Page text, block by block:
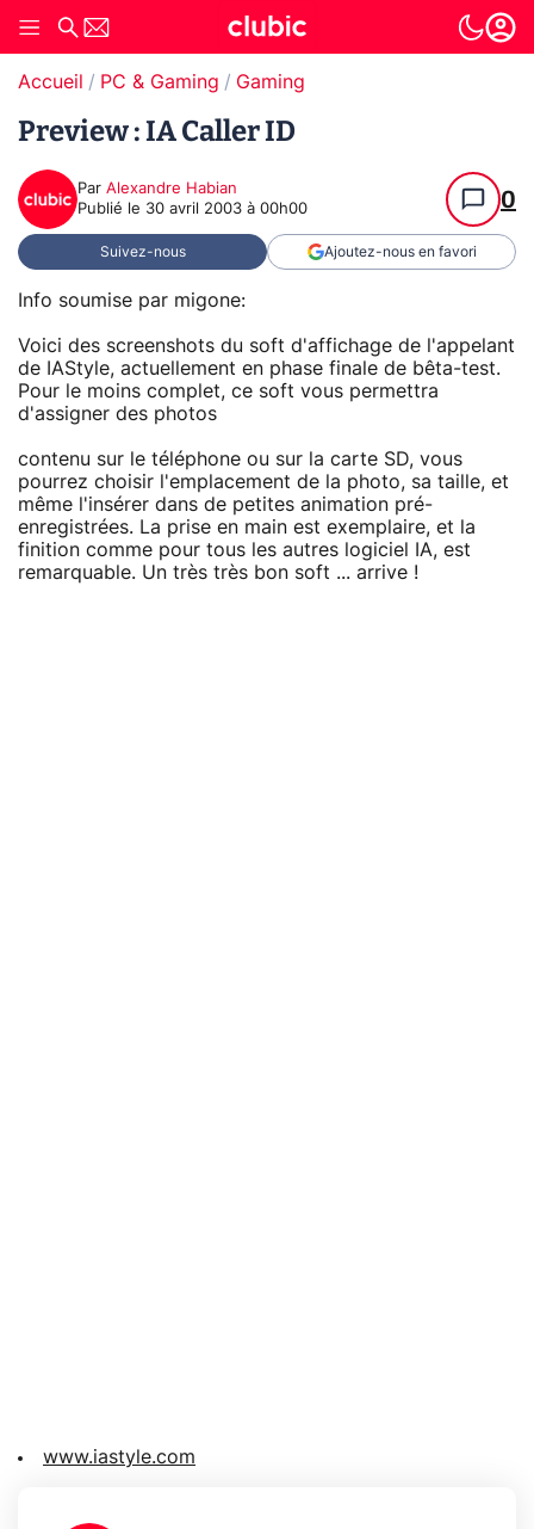
Accueil PC & Gaming Gaming
Preview : IA Caller ID
Par Alexandre Habian
Publié le 30 avril 2003 à 00h00 0
Suivez-nous Ajoutez-nous en favori
Info soumise par migone:
Voici des screenshots du soft d'affichage de l'appelant
de IAStyle, actuellement en phase finale de bêta-test.
Pour le moins complet, ce soft vous permettra
d'assigner des photos
contenu sur le téléphone ou sur la carte SD, vous
pourrez choisir l'emplacement de la photo, sa taille, et
même l'insérer dans de petites animation pré-
enregistrées. La prise en main est exemplaire, et la
finition comme pour tous les autres logiciel IA, est
remarquable. Un très très bon soft ... arrive !
www.iastyle.com